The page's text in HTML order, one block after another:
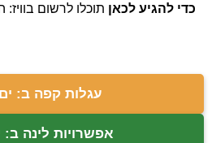
כדי להגיע לכאן תוכלו לרשום
עגלות קפה ב:
אפשרויות לינה